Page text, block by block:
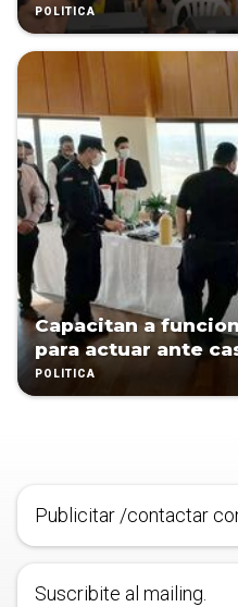
POLÍTICA
Capacitan a
para actuar ante
POLÍTICA
Publicitar /contactar
Suscribite al mailing.